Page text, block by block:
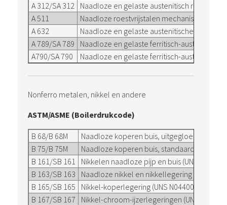
A 312/SA 312 Naadloze en gelaste austenitisch
A 511
Naadloze roestvrijstalen mechanische
A 632
Naadloze en gelaste austenitische
A 789/SA 789
Naadloze en gelaste ferritisch-austenitisch
A790/SA 790
Naadloze en gelaste ferritisch-austenitisch
Nonferro metalen, nikkel en andere
ASTM/ASME (Boilerdrukcode)
B 68/B 68M
Naadloze koperen buis, uitgegloeid voor
B 75/B 75M
Naadloze koperen buis, standaard
B 161/SB 161
Nikkelen naadloze pijp en buis (UNS
B 163/SB 163
Naadloze nikkel en nikkellegering
B 165/SB 165
Nikkel-koperlegering (UNS N04400),
B 167/SB 167
Nikkel-chroom-ijzerlegeringen (UNS